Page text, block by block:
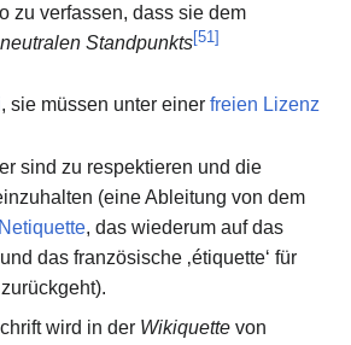
zu verfassen, dass sie dem
neutralen Standpunkts[51]
, sie müssen unter einer freien Lizenz
sind zu respektieren und die
(eine Ableitung von dem
Netiquette, das wiederum auf das
das französische ‚étiquette‘ für
wird in der Wikiquette von